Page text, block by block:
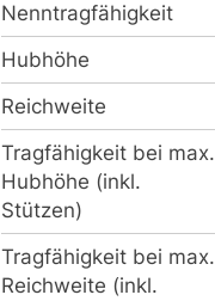
Nenntragfähigkeit
Hubhöhe
Reichweite
Tragfähigkeit bei max.
Hubhöhe (inkl.
Stützen)
Tragfähigkeit bei max.
Reichweite (inkl.